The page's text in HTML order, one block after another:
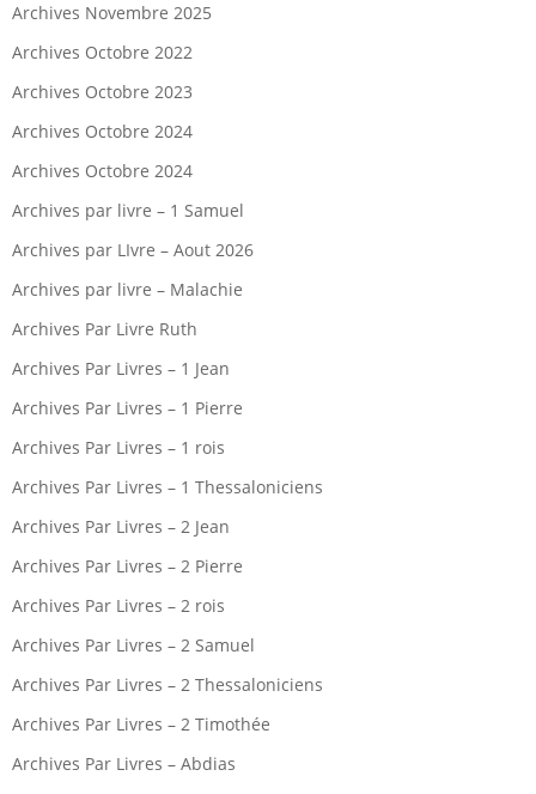
Archives Novembre 2025
Archives Octobre 2022
Archives Octobre 2023
Archives Octobre 2024
Archives Octobre 2024
Archives par livre – 1 Samuel
Archives par LIvre – Aout 2026
Archives par livre – Malachie
Archives Par Livre Ruth
Archives Par Livres – 1 Jean
Archives Par Livres – 1 Pierre
Archives Par Livres – 1 rois
Archives Par Livres – 1 Thessaloniciens
Archives Par Livres – 2 Jean
Archives Par Livres – 2 Pierre
Archives Par Livres – 2 rois
Archives Par Livres – 2 Samuel
Archives Par Livres – 2 Thessaloniciens
Archives Par Livres – 2 Timothée
Archives Par Livres – Abdias